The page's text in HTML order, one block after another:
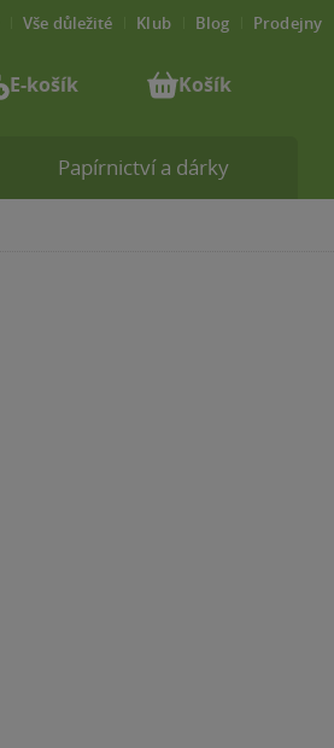
Papírnictví a dárky
Vše důležité Klub Blog Prodejny
E-košík Košík